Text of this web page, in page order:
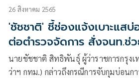
26 สิงหาคม 2565
'ชัชชาติ' ชี้ช่องแจ้งเบาะแส
ต่อตำรวจจัดการ สั่งจนท.ช่
นายชัชชาติ สิทธิพันธุ์ ผู้ว่าราชการกรุง
ว่าฯ กทม.) กล่าวถึงกรณีการจับกุมบ่อนก